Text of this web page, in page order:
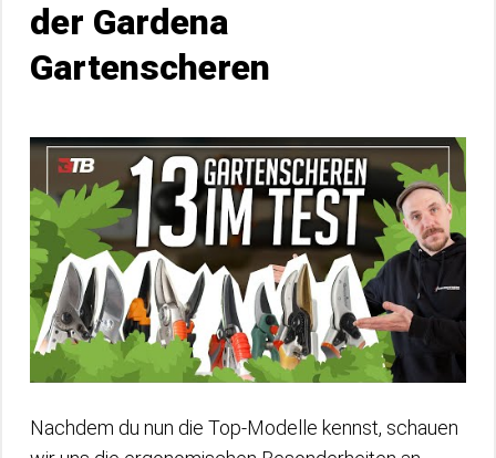
der Gardena
Gartenscheren
Nachdem du nun die Top-Modelle kennst, schauen